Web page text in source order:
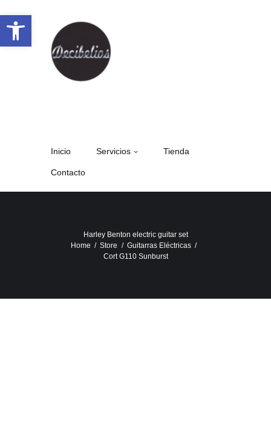
Inicio Servicios Tienda
Contacto
Harley Benton electric guitar set
Home
Store
Guitarras Eléctricas
Cort G110 Sunburst
Abrir barra de herramientas